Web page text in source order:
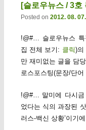
[슬로우뉴스 / 3호
Posted on 2012. 08. 07.
!@#… 슬로우뉴스 특
집 전체 보기: 클릭)의
만 재미없는 글을 담
로스포스팅(문장/단
!@#… 말미에 다시금
었다는 식의 과장된
러스-백신 상황’이기